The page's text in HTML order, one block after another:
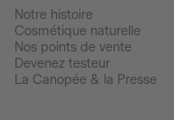
Notre histoire
Cosmétique naturelle
Nos points de vente
Devenez testeur
La Canopée & la Presse